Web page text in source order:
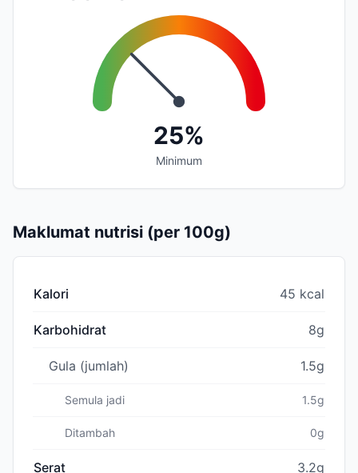
25%
Minimum
Maklumat nutrisi (per 100g)
Kalori 45 kcal
Karbohidrat 8g
Gula (jumlah) 1.5g
Semula jadi 1.5g
Ditambah 0g
Serat 3.2g